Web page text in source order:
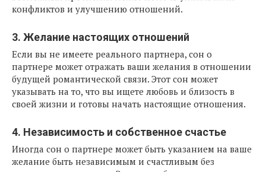
конфликтов и улучшению отношений.
3. Желание настоящих отношений
Если вы не имеете реального партнера, сон о
партнере может отражать ваши желания в отношении
будущей романтической связи. Этот сон может
указывать на то, что вы ищете любовь и близость в
своей жизни и готовы начать настоящие отношения.
4. Независимость и собственное счастье
Иногда сон о партнере может быть указанием на ваше
желание быть независимым и счастливым без